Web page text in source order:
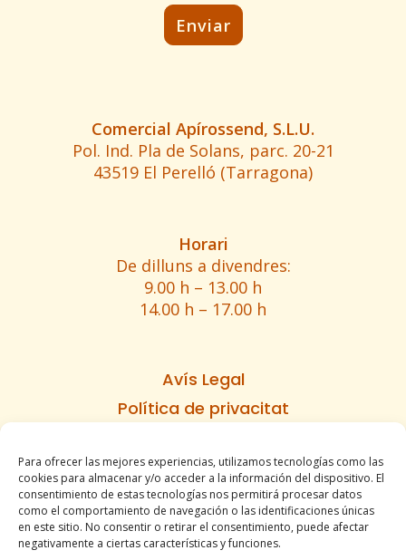
Para ofrecer las mejores experiencias, utilizamos tecnologías como las
cookies para almacenar y/o acceder a la información del dispositivo. El
consentimiento de estas tecnologías nos permitirá procesar datos
como el comportamiento de navegación o las identificaciones únicas
en este sitio. No consentir o retirar el consentimiento, puede afectar
negativamente a ciertas características y funciones.
Comercial Apírossend, S.L.U.
Pol. Ind. Pla de Solans, parc. 20-21
43519 El Perelló (Tarragona)
Horari
De dilluns a divendres:
9.00 h – 13.00 h
14.00 h – 17.00 h
Avís Legal
Política de privacitat
Informe d’accesibilitat
Condicions de venda
Mapa del lloc